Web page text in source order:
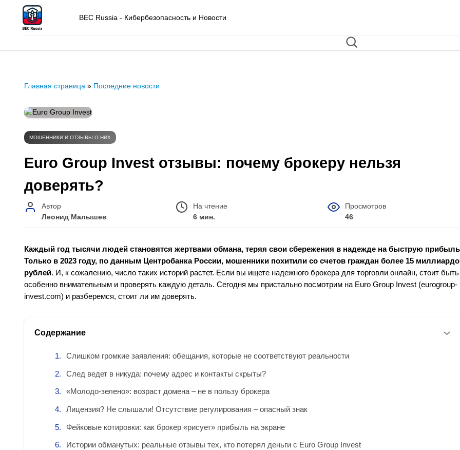
BEC Russia - Кибербезопасность и Новости
Главная страница » Последние новости
МОШЕННИКИ И ОТЗЫВЫ О НИХ
Euro Group Invest отзывы: почему брокеру нельзя
доверять?
Автор
Леонид Малышев
На чтение
6 мин.
Просмотров
46
Каждый год тысячи людей становятся жертвами обмана, теряя свои сбережения в надежде на быструю
Только в 2023 году, по данным Центробанка России, мошенники похитили со счетов граждан более 15
рублей. И, к сожалению, число таких историй растет. Если вы ищете надежного брокера для торговли онлайн, стоит быть
особенно внимательным и проверять каждую деталь. Сегодня мы пристально посмотрим на Euro Group Invest (eurogroup-
invest.com) и разберемся, стоит ли им доверять.
Содержание
Слишком громкие заявления: обещания, которые не соответствуют реальности
След ведет в никуда: почему адрес и контакты скрыты?
«Молодо-зелено»: возраст домена – не в пользу брокера
Лицензия? Не слышали! Отсутствие регулирования – опасный знак
Фейковые котировки: как брокер «рисует» прибыль на экране
Истории обманутых: реальные отзывы тех, кто потерял деньги с Euro Group Invest